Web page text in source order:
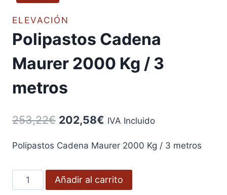
ELEVACIÓN
Polipastos Cadena
Maurer 2000 Kg / 3
metros
253,22€ El
original
era:
253,22€.
202,58€ El
actual
es:
202,58€.
IVA Incluido
Polipastos Cadena Maurer 2000 Kg / 3 metros
Polipastos
Cadena
Añadir al carrito